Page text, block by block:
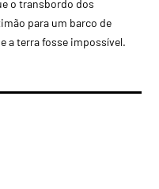
o transbordo dos
para um barco de
a terra fosse impossível.